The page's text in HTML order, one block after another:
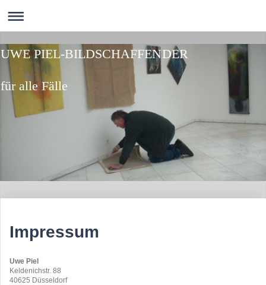
UWE PIEL-BILDSCHAFFENDER
für alle Fälle
Impressum
Uwe Piel
Keldenichstr. 88
40625 Düsseldorf